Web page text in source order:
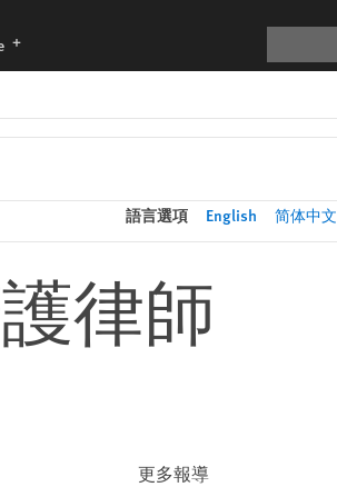
languages
語言選項 English 简体中文
律師
更多報導